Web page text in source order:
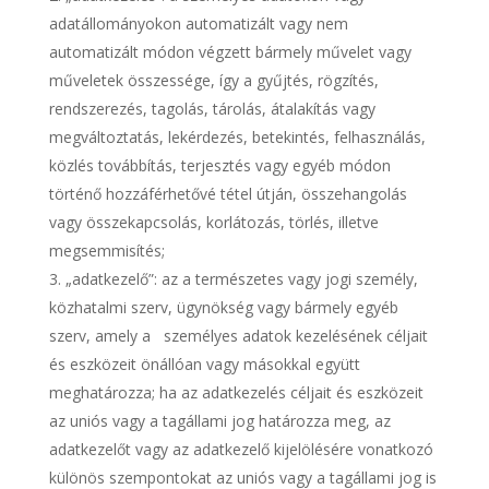
adatállományokon automatizált vagy nem
automatizált módon végzett bármely művelet vagy
műveletek összessége, így a gyűjtés, rögzítés,
rendszerezés, tagolás, tárolás, átalakítás vagy
megváltoztatás, lekérdezés, betekintés, felhasználás,
közlés továbbítás, terjesztés vagy egyéb módon
történő hozzáférhetővé tétel útján, összehangolás
vagy összekapcsolás, korlátozás, törlés, illetve
megsemmisítés;
„adatkezelő”: az a természetes vagy jogi személy,
közhatalmi szerv, ügynökség vagy bármely egyéb
szerv, amely a személyes adatok kezelésének céljait
és eszközeit önállóan vagy másokkal együtt
meghatározza; ha az adatkezelés céljait és eszközeit
az uniós vagy a tagállami jog határozza meg, az
adatkezelőt vagy az adatkezelő kijelölésére vonatkozó
különös szempontokat az uniós vagy a tagállami jog is